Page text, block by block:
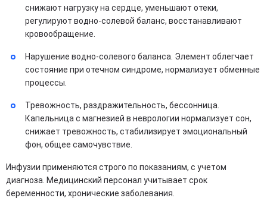
снижают нагрузку на сердце, уменьшают отеки,
регулируют водно-солевой баланс, восстанавливают
кровообращение.
Нарушение водно-солевого баланса. Элемент облегчает
состояние при отечном синдроме, нормализует обменные
процессы.
Тревожность, раздражительность, бессонница.
Капельница с магнезией в неврологии нормализует сон,
снижает тревожность, стабилизирует эмоциональный
фон, общее самочувствие.
Инфузии применяются строго по показаниям, с учетом
диагноза. Медицинский персонал учитывает срок
беременности, хронические заболевания.